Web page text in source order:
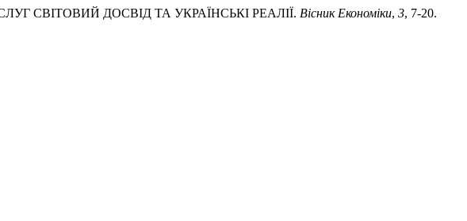
СВІТОВИЙ ДОСВІД ТА УКРАЇНСЬКІ РЕАЛІЇ. Вісник Економіки, 3, 7-20.